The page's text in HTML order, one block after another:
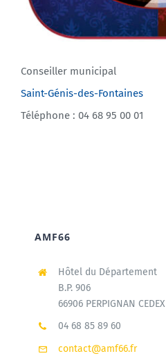
Conseiller municipal
Saint-Génis-des-Fontaines
Téléphone : 04 68 95 00 01
AMF66
Hôtel du Département
B.P. 906
66906 PERPIGNAN CEDEX
04 68 85 89 60
contact@amf66.fr